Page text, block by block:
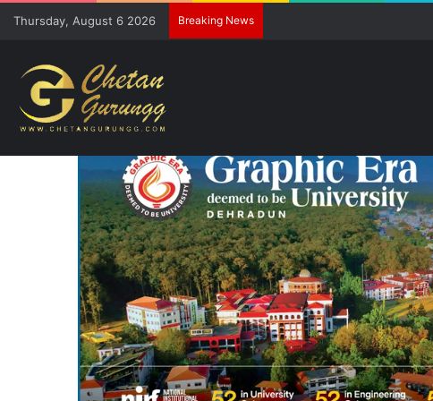
Thursday, August 6 2026 Breaking News